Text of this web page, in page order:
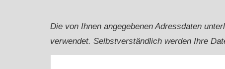
Die von Ihnen angegebenen Adressdaten
verwendet. Selbstverständlich werden Ihre